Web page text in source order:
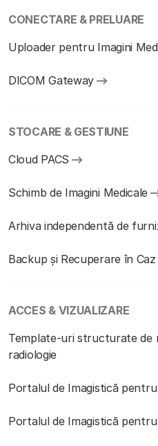
CONECTARE & PRELUARE
Uploader pentru Imagini
DICOM Gateway
STOCARE & GESTIUNE
Cloud PACS
Schimb de Imagini Medicale
Arhiva independentă de
Backup și Recuperare în
ACCES & VIZUALIZARE
Template-uri structurate
radiologie
Portalul de Imagistică pentru
Portalul de Imagistică